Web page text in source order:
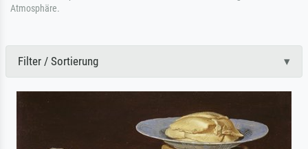
Atmosphäre.
Filter / Sortierung